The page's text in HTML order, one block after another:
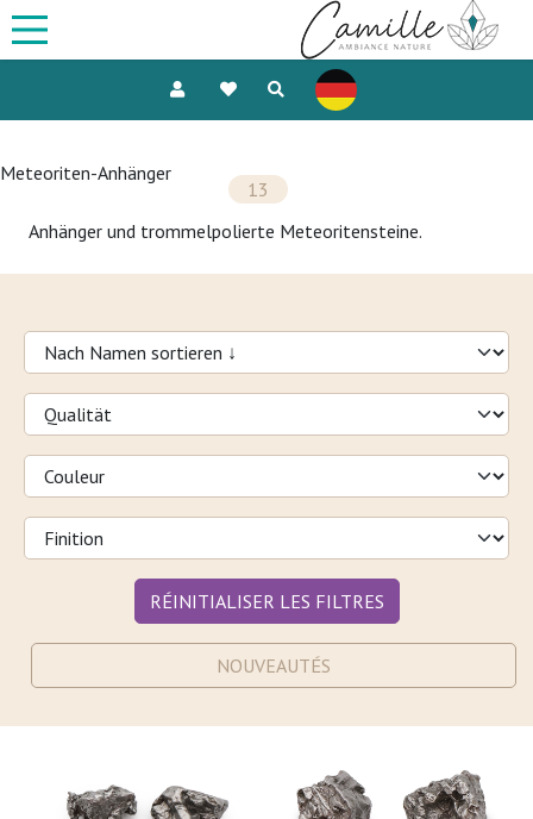
Meteoriten-Anhänger
13
Anhänger und trommelpolierte Meteoritensteine.
RÉINITIALISER LES FILTRES
NOUVEAUTÉS